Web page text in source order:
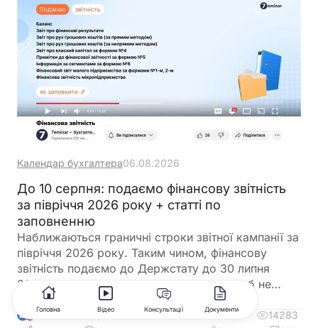
Календар бухгалтера06.08.2026
До 10 серпня: подаємо фінансову звітність
за півріччя 2026 року + статті по
заповненню
Наближаються граничні строки звітної кампанії за
півріччя 2026 року. Таким чином, фінансову
звітність подаємо до Держстату до 30 липня
2026 року, а до ДПС до 10 серпня. А щоб не
загубитися в рядках та формах, ми зібрали все в
одному місці
13
14283
Головна Відео Консультації Документи